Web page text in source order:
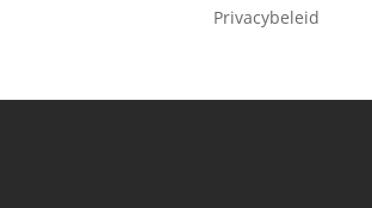
Privacybeleid